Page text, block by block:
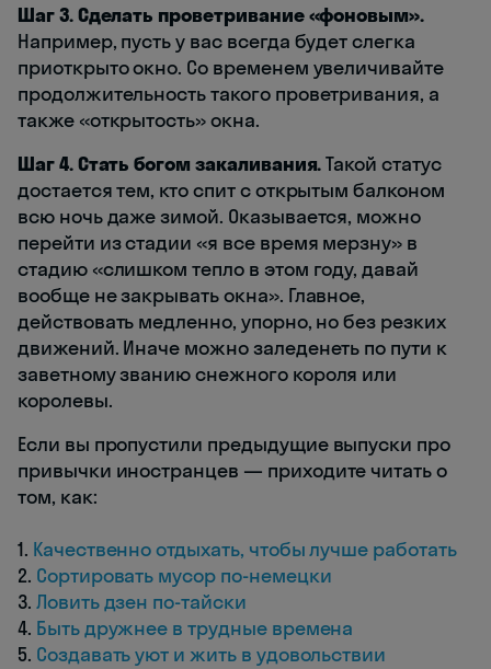
Шаг 3. Сделать проветривание «фоновым».
Например, пусть у вас всегда будет слегка
приоткрыто окно. Со временем увеличивайте
продолжительность такого проветривания, а
также «открытость» окна.
Шаг 4. Стать богом закаливания.Такой статус
достается тем, кто спит с открытым балконом
всю ночь даже зимой. Оказывается, можно
перейти из стадии «я все время мерзну» в
стадию «слишком тепло в этом году, давай
вообще не закрывать окна». Главное,
действовать медленно, упорно, но без резких
движений. Иначе можно заледенеть по пути к
заветному званию снежного короля или
королевы.
Если вы пропустили предыдущие выпуски про
привычки иностранцев — приходите читать о
том, как:
1. Качественно отдыхать, чтобы лучше работать
2. Сортировать мусор по-немецки
3. Ловить дзен по-тайски
4. Быть дружнее в трудные времена
5. Создавать уют и жить в удовольствии